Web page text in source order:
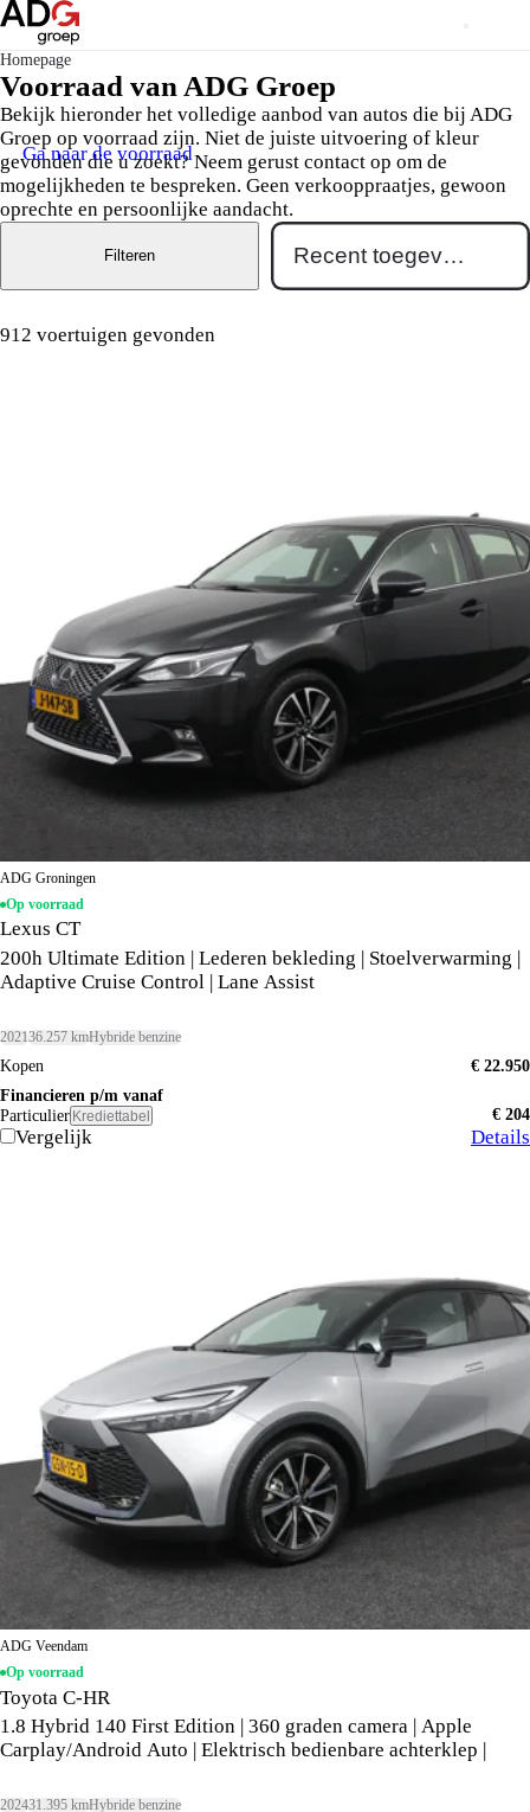
Homepage
Voorraad van ADG Groep
Bekijk hieronder het volledige aanbod van autos die bij ADG
Groep op voorraad zijn. Niet de juiste uitvoering of kleur
gevonden die u zoekt? Neem gerust contact op om de
mogelijkheden te bespreken. Geen verkooppraatjes, gewoon
oprechte en persoonlijke aandacht.
Ga naar de voorraad
912 voertuigen gevonden
Filteren
ADG Groningen
Op voorraad
Lexus CT
200h Ultimate Edition | Lederen bekleding | Stoelverwarming |
Adaptive Cruise Control | Lane Assist
202136.257 kmHybride benzine
Kopen
€ 22.950
Financieren p/m vanaf
Particulier Krediettabel € 204
Vergelijk Details
ADG Veendam
Op voorraad
Toyota C-HR
1.8 Hybrid 140 First Edition | 360 graden camera | Apple
Carplay/Android Auto | Elektrisch bedienbare achterklep |
202431.395 kmHybride benzine